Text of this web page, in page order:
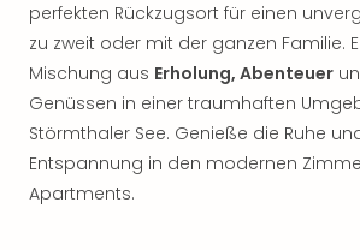
perfekten Rückzugsort für einen
zu zweit oder mit der ganzen Familie.
Mischung aus Erholung, Abenteuer
Genüssen in einer traumhaften
Störmthaler See. Genieße die Ruhe
Entspannung in den modernen
Apartments.